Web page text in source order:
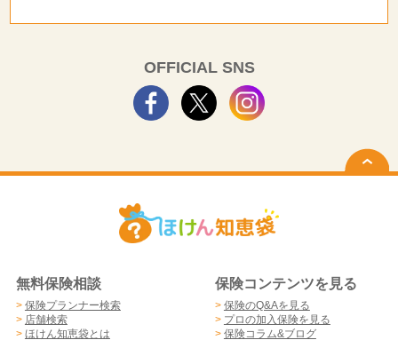
OFFICIAL SNS
無料保険相談
> 保険プランナー検索
> 店舗検索
> ほけん知恵袋とは
保険コンテンツを見る
> 保険のQ&Aを見る
> プロの加入保険を見る
> 保険コラム&ブログ